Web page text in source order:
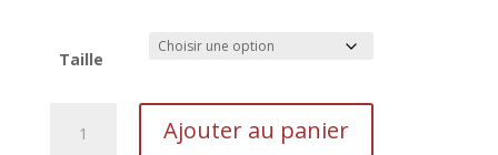
204,00€
Taille
Ajouter au panier